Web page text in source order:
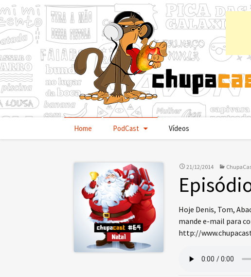
PularHome PodCast Vídeos
21/12/2014
Hoje Denis, Tom,
mande e-mail para
http://